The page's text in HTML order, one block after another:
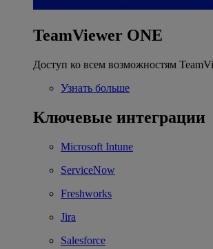
TeamViewer ONE
Доступ ко всем возможностям
Узнать больше
Ключевые интеграции
Microsoft Intune
ServiceNow
Freshworks
Jira
Salesforce